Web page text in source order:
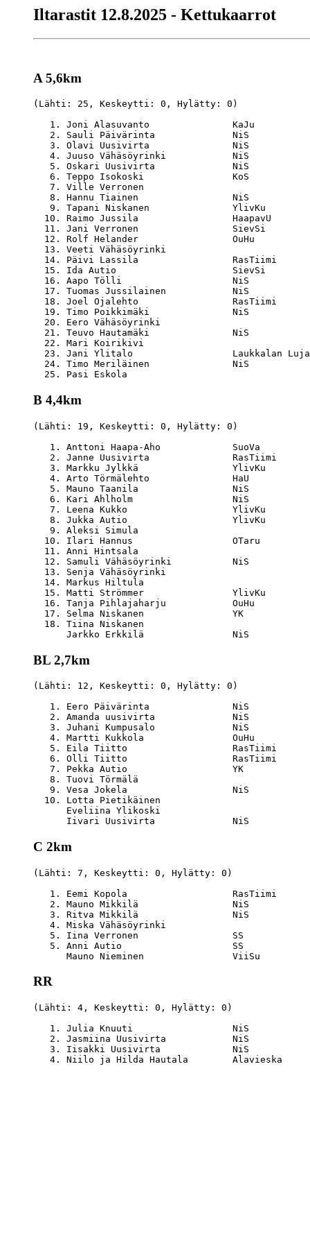
Iltarastit 12.8.2025 - Kettukaarrot
A 5,6km
(Lähti: 25, Keskeytti: 0, Hylätty: 0)
1. Joni Alasuvanto               KaJu
2. Sauli Päivärinta              NiS
3. Olavi Uusivirta               NiS
4. Juuso Vähäsöyrinki            NiS
5. Oskari Uusivirta              NiS
6. Teppo Isokoski                KoS
7. Ville Verronen
8. Hannu Tiainen                 NiS
9. Tapani Niskanen               YlivKu
10. Raimo Jussila                 HaapavU
11. Jani Verronen                 SievSi
12. Rolf Helander                 OuHu
13. Veeti Vähäsöyrinki
14. Päivi Lassila                 RasTiimi
15. Ida Autio                     SievSi
16. Aapo Tölli                    NiS
17. Tuomas Jussilainen            NiS
18. Joel Ojalehto                 RasTiimi
19. Timo Poikkimäki               NiS
20. Eero Vähäsöyrinki
21. Teuvo Hautamäki               NiS
22. Mari Koirikivi
23. Jani Ylitalo                  Laukkalan
24. Timo Meriläinen               NiS
B 4,4km
(Lähti: 19, Keskeytti: 0, Hylätty: 0)
1. Anttoni Haapa-Aho             SuoVa
2. Janne Uusivirta               RasTiimi
3. Markku Jylkkä                 YlivKu
4. Arto Törmälehto               HaU
5. Mauno Taanila                 NiS
6. Kari Ahlholm                  NiS
7. Leena Kukko                   YlivKu
8. Jukka Autio                   YlivKu
9. Aleksi Simula
10. Ilari Hannus                  OTaru
11. Anni Hintsala
12. Samuli Vähäsöyrinki           NiS
13. Senja Vähäsöyrinki
14. Markus Hiltula
15. Matti Strömmer                YlivKu
16. Tanja Pihlajaharju            OuHu
17. Selma Niskanen                YK
18. Tiina Niskanen
BL 2,7km
(Lähti: 12, Keskeytti: 0, Hylätty: 0)
1. Eero Päivärinta               NiS
2. Amanda uusivirta              NiS
3. Juhani Kumpusalo              NiS
4. Martti Kukkola                OuHu
5. Eila Tiitto                   RasTiimi
6. Olli Tiitto                   RasTiimi
7. Pekka Autio                   YK
8. Tuovi Törmälä
9. Vesa Jokela                   NiS
10. Lotta Pietikäinen
Eveliina Ylikoski
C 2km
(Lähti: 7, Keskeytti: 0, Hylätty: 0)
1. Eemi Kopola
2. Mauno Mikkilä                 NiS
3. Ritva Mikkilä                 NiS
4. Miska Vähäsöyrinki
5. Iina Verronen                 SS
5. Anni Autio                    SS
RR
(Lähti: 4, Keskeytti: 0, Hylätty: 0)
1. Julia Knuuti                  NiS
2. Jasmiina Uusivirta            NiS
3. Iisakki Uusivirta             NiS